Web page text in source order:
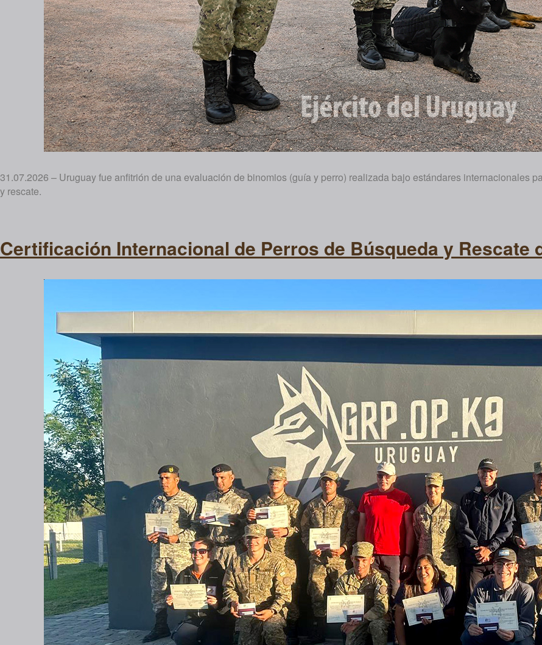
31.07.2026 – Uruguay fue anfitrión de una evaluación de binomios (guía y perro) realizada bajo estándares internacionales
y rescate.
Certificación Internacional de Perros de Búsqueda y Rescate